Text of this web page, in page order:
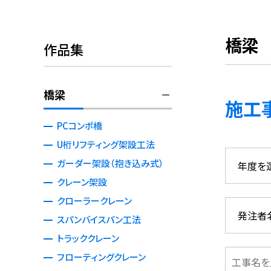
作品集
橋梁
PCコンポ橋
U桁リフティング架設工法
ガーダー架設（抱き込み式）
クレーン架設
クローラークレーン
スパンバイスパン工法
トラッククレーン
フローティングクレーン
橋梁
施工